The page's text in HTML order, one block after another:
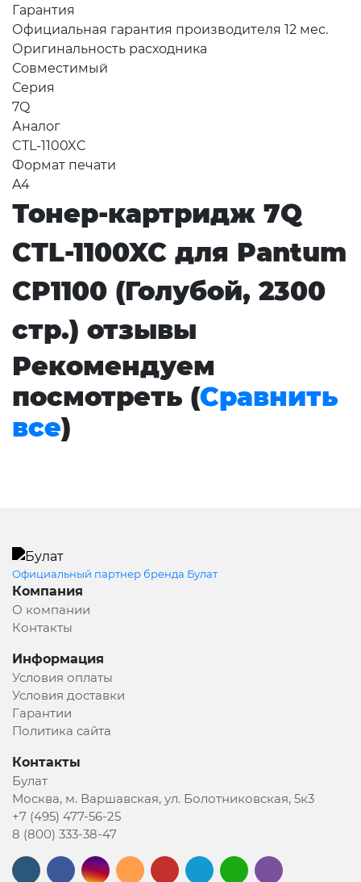
Гарантия
Официальная гарантия производителя 12 мес.
Оригинальность расходника
Совместимый
Серия
7Q
Аналог
CTL-1100XC
Формат печати
A4
Тонер-картридж 7Q
CTL-1100XC для Pantum
CP1100 (Голубой, 2300
стр.) отзывы
Рекомендуем
посмотреть (Сравнить
все)
Официальный партнер бренда Булат
Компания
О компании
Контакты
Информация
Условия оплаты
Условия доставки
Гарантии
Политика сайта
Контакты
Булат
Москва, м. Варшавская, ул. Болотниковская, 5к3
+7 (495) 477-56-25
8 (800) 333-38-47